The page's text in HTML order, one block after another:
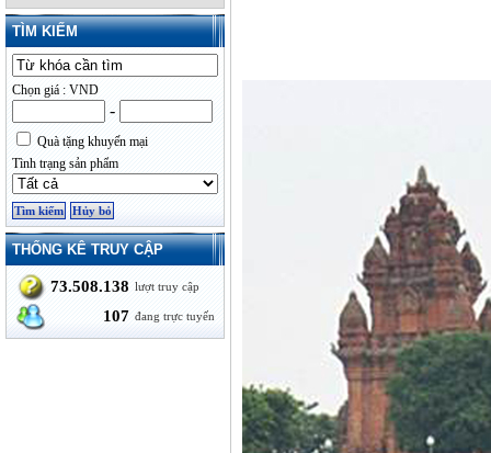
TÌM KIẾM
Chọn giá : VND
-
Quà tặng khuyến mại
Tình trạng sản phẩm
THỐNG KÊ TRUY CẬP
73.508.138 lượt truy cập
107 đang trực tuyến